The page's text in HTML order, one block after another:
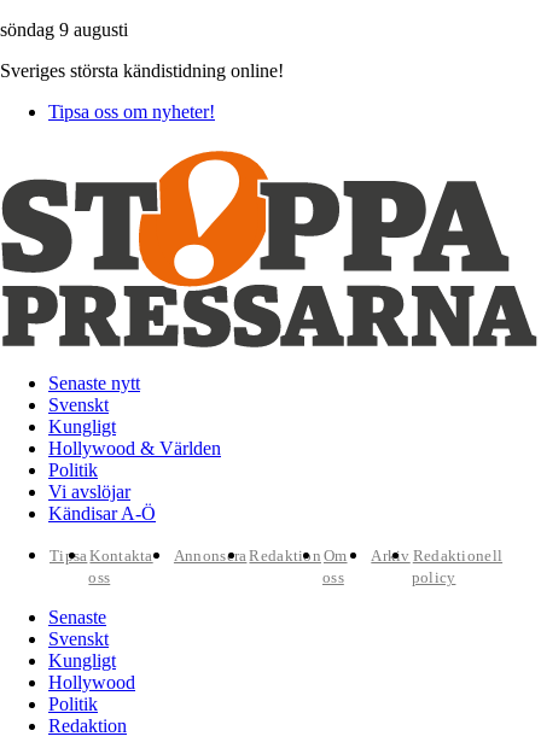
söndag 9 augusti
Sveriges största kändistidning online!
Tipsa oss om nyheter!
Senaste nytt
Svenskt
Kungligt
Hollywood & Världen
Politik
Vi avslöjar
Kändisar A-Ö
TipsaKontakta
oss
AnnonseraRedaktion Om
oss
Arkiv Redaktionell
policy
Senaste
Svenskt
Kungligt
Hollywood
Politik
Redaktion